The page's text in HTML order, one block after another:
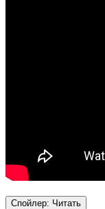
Спойлер: Читать